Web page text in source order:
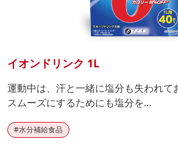
イオンドリンク 1L
運動中は、汗と一緒に塩分も失われて
スムーズにするためにも塩分を…
#水分補給食品